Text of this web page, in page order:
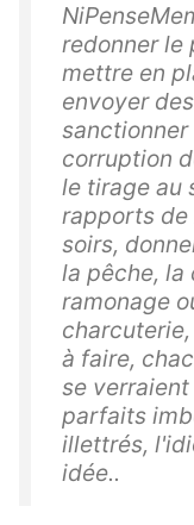
redonner le
mettre en
envoyer
corruption
le tirage au
rapports de
soirs,
la pêche, la
ramonage
à faire,
se
parfaits
illettrés,
idée..